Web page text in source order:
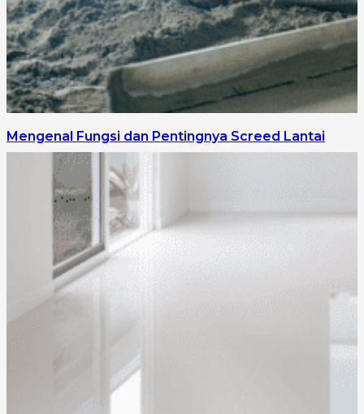
Mengenal Fungsi dan Pentingnya Screed Lantai